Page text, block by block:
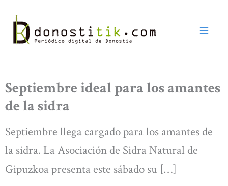
contenido
Septiembre ideal para los amantes
de la sidra
Septiembre llega cargado para los amantes de
la sidra. La Asociación de Sidra Natural de
Gipuzkoa presenta este sábado su […]